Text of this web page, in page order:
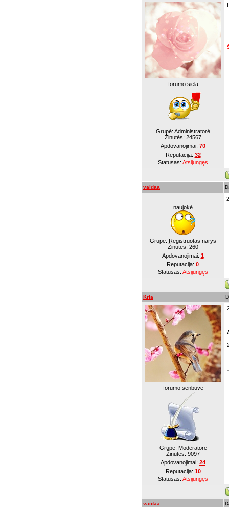
forumo siela
Grupė: Administratorė
Žinutės: 24567
Apdovanojimai: 70
Reputacija: 32
Statusas: Atsijungęs
vaidaa
naujokė
Grupė: Registruotas narys
Žinutės: 260
Apdovanojimai: 1
Reputacija: 0
Statusas: Atsijungęs
Krla
forumo senbuvė
Grupė: Moderatorė
Žinutės: 9097
Apdovanojimai: 24
Reputacija: 10
Statusas: Atsijungęs
vaidaa